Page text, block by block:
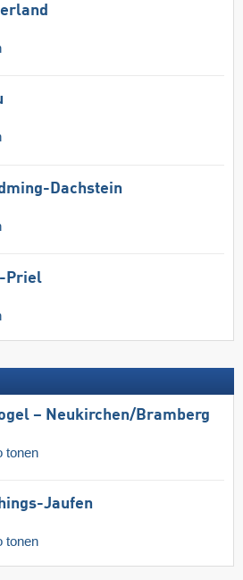
Dachstein
Priel
– Neukirchen/​Bramberg
tonen
Jaufen
tonen